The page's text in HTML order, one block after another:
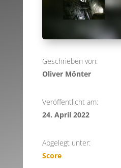
Geschrieben von:
Oliver Mönter
Veröffentlicht am:
24. April 2022
Abgelegt unter:
Score